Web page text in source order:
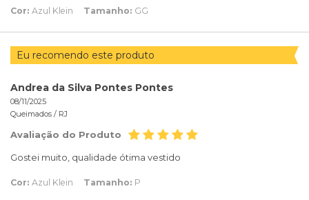
Cor: Azul Klein Tamanho: GG
Eu recomendo este produto
Andrea da Silva Pontes Pontes
08/11/2025
Queimados / RJ
Avaliação do Produto
Gostei muito, qualidade ótima vestido
Cor: Azul Klein Tamanho: P